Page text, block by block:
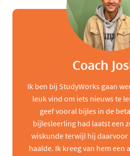
Coach
Ik ben bij StudyWorks gaan
leuk vind om iets nieuws te
geef vooral bijles in de
bijlesleerling had laatst een
wiskunde terwijl hij daarvoor
haalde. Ik kreeg van hem een